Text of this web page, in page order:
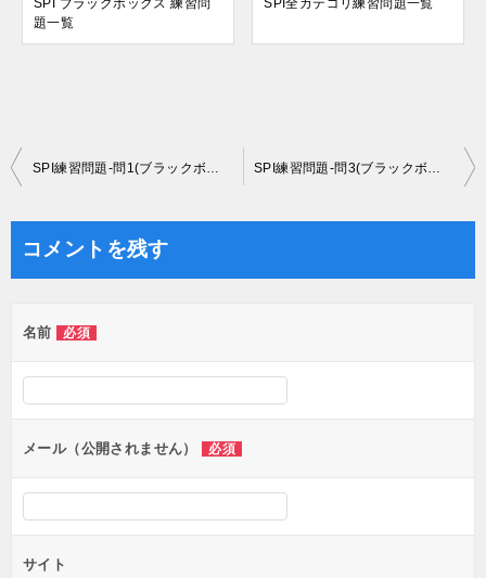
題一覧
投
ー
シ
ョ
ン
コメントを残す
名前 必須
メール（公開されません） 必須
サイト